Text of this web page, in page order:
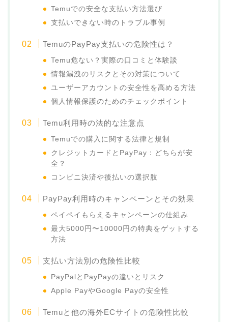
Temuでの安全な支払い方法選び
支払いできない時のトラブル事例
TemuのPayPay支払いの危険性は？
Temu危ない？実際の口コミと体験談
情報漏洩のリスクとその対策について
ユーザーアカウントの安全性を高める方法
個人情報保護のためのチェックポイント
Temu利用時の法的な注意点
Temuでの購入に関する法律と規制
クレジットカードとPayPay：どちらが安
全？
コンビニ決済や後払いの選択肢
PayPay利用時のキャンペーンとその効果
ペイペイもらえるキャンペーンの仕組み
最大5000円〜10000円の特典をゲットする
方法
支払い方法別の危険性比較
PayPalとPayPayの違いとリスク
Apple PayやGoogle Payの安全性
Temuと他の海外ECサイトの危険性比較